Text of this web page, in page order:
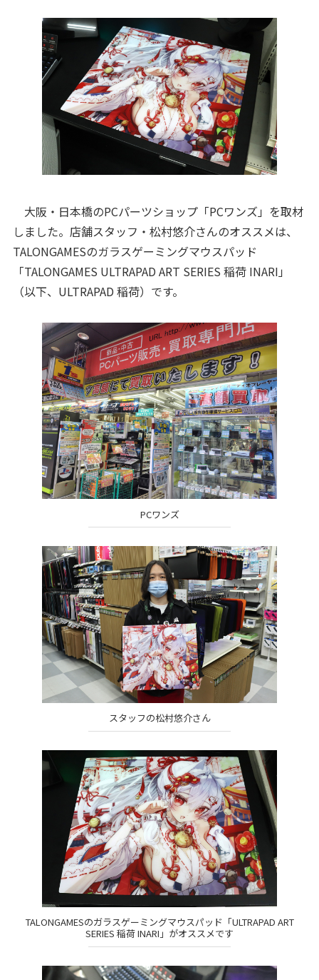
大阪・日本橋のPCパーツショップ「PCワンズ」を取材
しました。店舗スタッフ・松村悠介さんのオススメは、
TALONGAMESのガラスゲーミングマウスパッド
「TALONGAMES ULTRAPAD ART SERIES 稲荷 INARI」
（以下、ULTRAPAD 稲荷）です。
PCワンズ
スタッフの松村悠介さん
TALONGAMESのガラスゲーミングマウスパッド「ULTRAPAD ART
SERIES 稲荷 INARI」がオススメです